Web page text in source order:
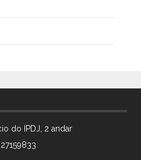
do IPDJ, 2 andar